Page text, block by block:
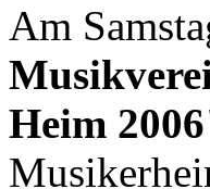
Am
Heim